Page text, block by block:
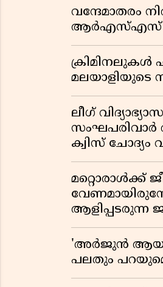
വന്ദേമാതരം
ആർഎസ്എസ്
ക്രിമിനലുകൾ
മലയാളിയുടെ
ലീഗ്
സംഘപരിവാർ
ക്വിസ് ചോദ്യം
ആളിപ്പടരുന്ന
'അർജുൻ
പലതും